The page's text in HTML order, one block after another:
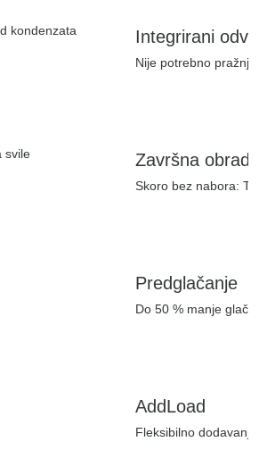
Integrirani
Nije potrebno
Završna
Skoro bez nabora:
Predglačanje
Do 50 % manje
AddLoad
Fleksibilno